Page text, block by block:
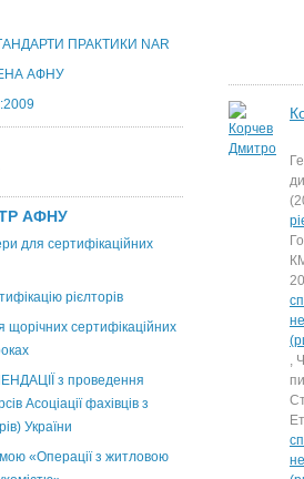
ПРАКТИКИ NAR
АФНУ
АФНУ
для сертифікаційних
рієлторів
щорічних сертифікаційних
з проведення
Асоціації фахівців з
України
«Операції з житловою
,